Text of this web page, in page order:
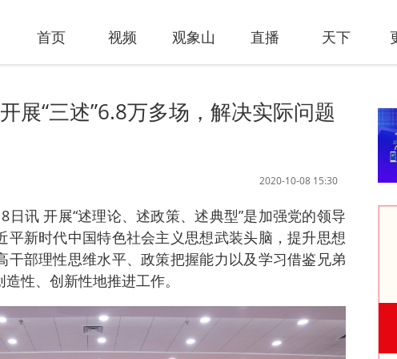
首页 视频 观象山 直播 天下
展“三述”6.8万多场，解决实际问题
2020-10-08 15:30
讯 开展“述理论、述政策、述典型”是加强党的领导
平新时代中国特色社会主义思想武装头脑，提升思想
干部理性思维水平、政策把握能力以及学习借鉴兄弟
性、创新性地推进工作。